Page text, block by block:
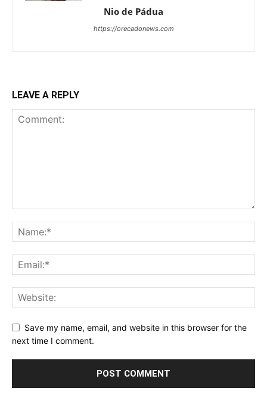
Nio de Pádua
https://orecadonews.com
LEAVE A REPLY
Save my name, email, and website in this browser for the
next time I comment.